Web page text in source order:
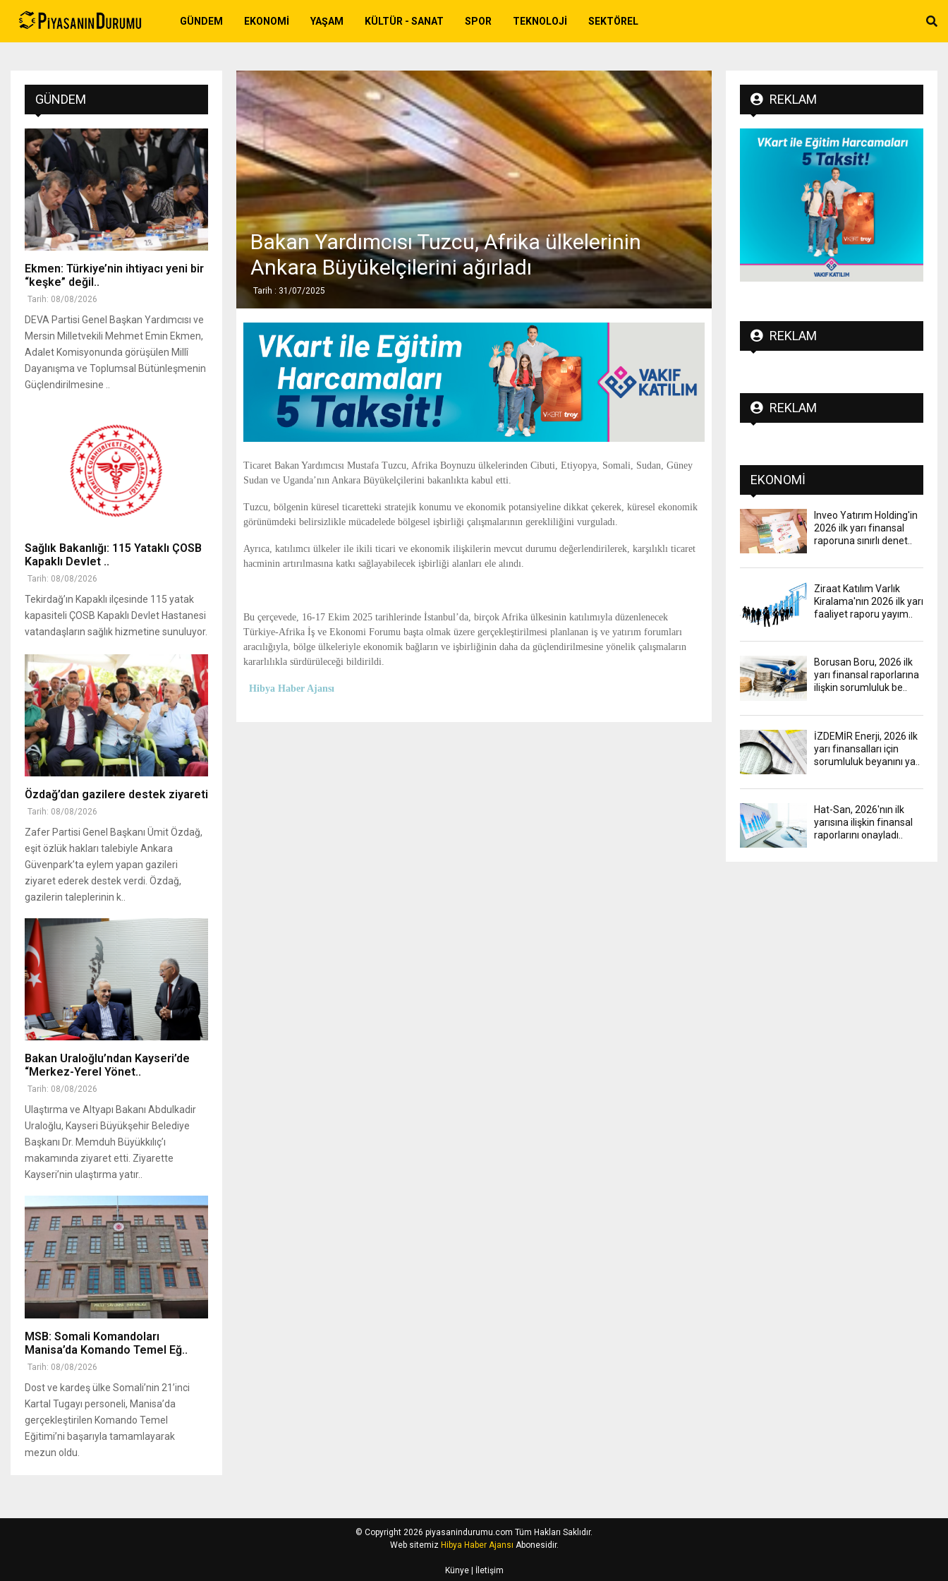
GÜNDEM EKONOMI YAŞAM KÜLTÜR - SANAT SPOR TEKNOLOJI SEKTÖREL
Bakan Yardımcısı Tuzcu, Afrika ülkelerinin
Ankara Büyükelçilerini ağırladı
Tarih : 31/07/2025
Ticaret Bakan Yardımcısı Mustafa Tuzcu, Afrika Boynuzu ülkelerinden Cibuti, Etiyopya, Somali, Sudan, Güney
Sudan ve Uganda’nın Ankara Büyükelçilerini bakanlıkta kabul etti.
Tuzcu, bölgenin küresel ticaretteki stratejik konumu ve ekonomik potansiyeline dikkat çekerek, küresel ekonomik
görünümdeki belirsizlikle mücadelede bölgesel işbirliği çalışmalarının gerekliliğini vurguladı.
Ayrıca, katılımcı ülkeler ile ikili ticari ve ekonomik ilişkilerin mevcut durumu değerlendirilerek, karşılıklı ticaret
hacminin artırılmasına katkı sağlayabilecek işbirliği alanları ele alındı.
Bu çerçevede, 16-17 Ekim 2025 tarihlerinde İstanbul’da, birçok Afrika ülkesinin katılımıyla düzenlenecek
Türkiye-Afrika İş ve Ekonomi Forumu başta olmak üzere gerçekleştirilmesi planlanan iş ve yatırım forumları
aracılığıyla, bölge ülkeleriyle ekonomik bağların ve işbirliğinin daha da güçlendirilmesine yönelik çalışmaların
kararlılıkla sürdürüleceği bildirildi.
Hibya Haber Ajansı
GÜNDEM
Ekmen: Türkiye’nin ihtiyacı yeni bir
“keşke” değil..
Tarih: 08/08/2026
DEVA Partisi Genel Başkan Yardımcısı ve
Mersin Milletvekili Mehmet Emin Ekmen,
Adalet Komisyonunda görüşülen Millî
Dayanışma ve Toplumsal Bütünleşmenin
Güçlendirilmesine ..
Sağlık Bakanlığı: 115 Yataklı ÇOSB
Kapaklı Devlet ..
Tarih: 08/08/2026
Tekirdağ’ın Kapaklı ilçesinde 115 yatak
kapasiteli ÇOSB Kapaklı Devlet Hastanesi
vatandaşların sağlık hizmetine sunuluyor.
Özdağ’dan gazilere destek ziyareti
Tarih: 08/08/2026
Zafer Partisi Genel Başkanı Ümit Özdağ,
eşit özlük hakları talebiyle Ankara
Güvenpark’ta eylem yapan gazileri
ziyaret ederek destek verdi. Özdağ,
gazilerin taleplerinin k..
Bakan Uraloğlu’ndan Kayseri’de
“Merkez-Yerel Yönet..
Tarih: 08/08/2026
Ulaştırma ve Altyapı Bakanı Abdulkadir
Uraloğlu, Kayseri Büyükşehir Belediye
Başkanı Dr. Memduh Büyükkılıç’ı
makamında ziyaret etti. Ziyarette
Kayseri’nin ulaştırma yatır..
MSB: Somali Komandoları
Manisa’da Komando Temel Eğ..
Tarih: 08/08/2026
Dost ve kardeş ülke Somali’nin 21’inci
Kartal Tugayı personeli, Manisa’da
gerçekleştirilen Komando Temel
Eğitimi’ni başarıyla tamamlayarak
mezun oldu.
REKLAM
REKLAM
REKLAM
EKONOMI
Inveo Yatırım Holding'in
2026 ilk yarı finansal
raporuna sınırlı denet..
Ziraat Katılım Varlık
Kiralama'nın 2026 ilk yarı
faaliyet raporu yayım..
Borusan Boru, 2026 ilk
yarı finansal raporlarına
ilişkin sorumluluk be..
İZDEMİR Enerji, 2026 ilk
yarı finansalları için
sorumluluk beyanını ya..
Hat-San, 2026'nın ilk
yarısına ilişkin finansal
raporlarını onayladı..
© Copyright 2026 piyasanindurumu.com Tüm Hakları Saklıdır.
Web sitemiz Hibya Haber Ajansı Abonesidir.
Künye| İletişim